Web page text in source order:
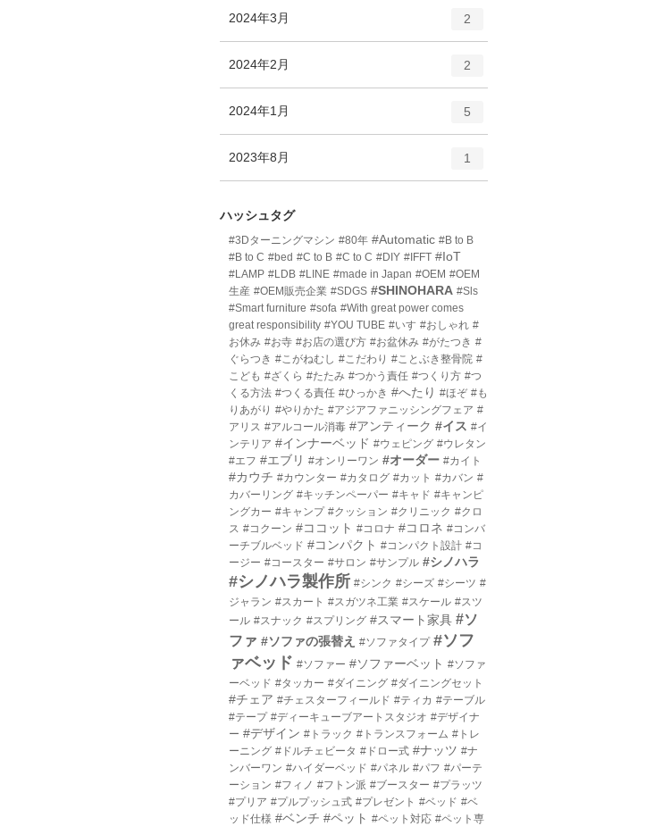
ー
2024年3月
ー
2
2024年2月
ー
2
2024年1月
ー
5
2023年8月
リ
数
1
ハッシュタグ
#3Dターニングマシン #80年 #Automatic #B to B
#B to C #bed #C to B #C to C #DIY #IFFT #IoT
#LAMP #LDB #LINE #made in Japan #OEM #OEM
生産 #OEM販売企業 #SDGS #SHINOHARA #Sls
#Smart furniture #sofa #With great power comes
great responsibility #YOU TUBE #いす #おしゃれ #
お休み #お寺 #お店の選び方 #お盆休み #がたつき #
ぐらつき #こがねむし #こだわり #ことぶき整骨院 #
こども #ざくら #たたみ #つかう責任 #つくり方 #つ
くる方法 #つくる責任 #ひっかき #へたり #ほぞ #も
りあがり #やりかた #アジアファニッシングフェア #
アリス #アルコール消毒 #アンティーク #イス #イ
ンテリア #インナーベッド #ウェピング #ウレタン
#エフ #エブリ #オンリーワン #オーダー #カイト
#カウチ #カウンター #カタログ #カット #カバン #
カバーリング #キッチンペーパー #キャド #キャンピ
ングカー #キャンプ #クッション #クリニック #クロ
ス #コクーン #ココット #コロナ #コロネ #コンバ
ーチブルベッド #コンパクト #コンパクト設計 #コ
ージー #コースター #サロン #サンプル #シノハラ
#シノハラ製作所 #シンク #シーズ #シーツ #
ジャラン #スカート #スガツネ工業 #スケール #スツ
ール #スナック #スプリング #スマート家具 #ソ
ファ #ソファの張替え #ソファタイプ #ソフ
ァベッド #ソファー #ソファーベット #ソファ
ーベッド #タッカー #ダイニング #ダイニングセット
#チェア #チェスターフィールド #ティカ #テーブル
#テープ #ディーキューブアートスタジオ #デザイナ
ー #デザイン #トラック #トランスフォーム #トレ
ーニング #ドルチェビータ #ドロー式 #ナッツ #ナ
ンバーワン #ハイダーベッド #パネル #パフ #パーテ
ーション #フィノ #フトン派 #ブースター #プラッツ
#プリア #プルプッシュ式 #プレゼント #ベッド #ベ
ッド仕様 #ベンチ #ペット #ペット対応 #ペット専